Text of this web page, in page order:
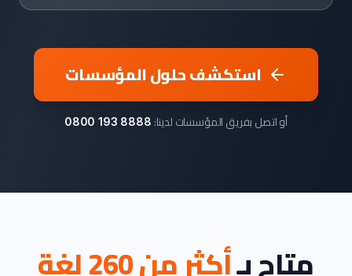
استكشف حلول المؤسسات
أو اتصل بفريق المؤسسات لدينا: 0800 193 8888
متاح بـأكثر من 260 لغة